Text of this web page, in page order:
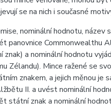
se na nich i současné
nominální hodnotu, název
panovnice Commonwealthu
a nominální hodnotu
Zélandu). Mince ražené se
znakem, a jejich měnou je
II. a uvést nominální
státní znak a nominální